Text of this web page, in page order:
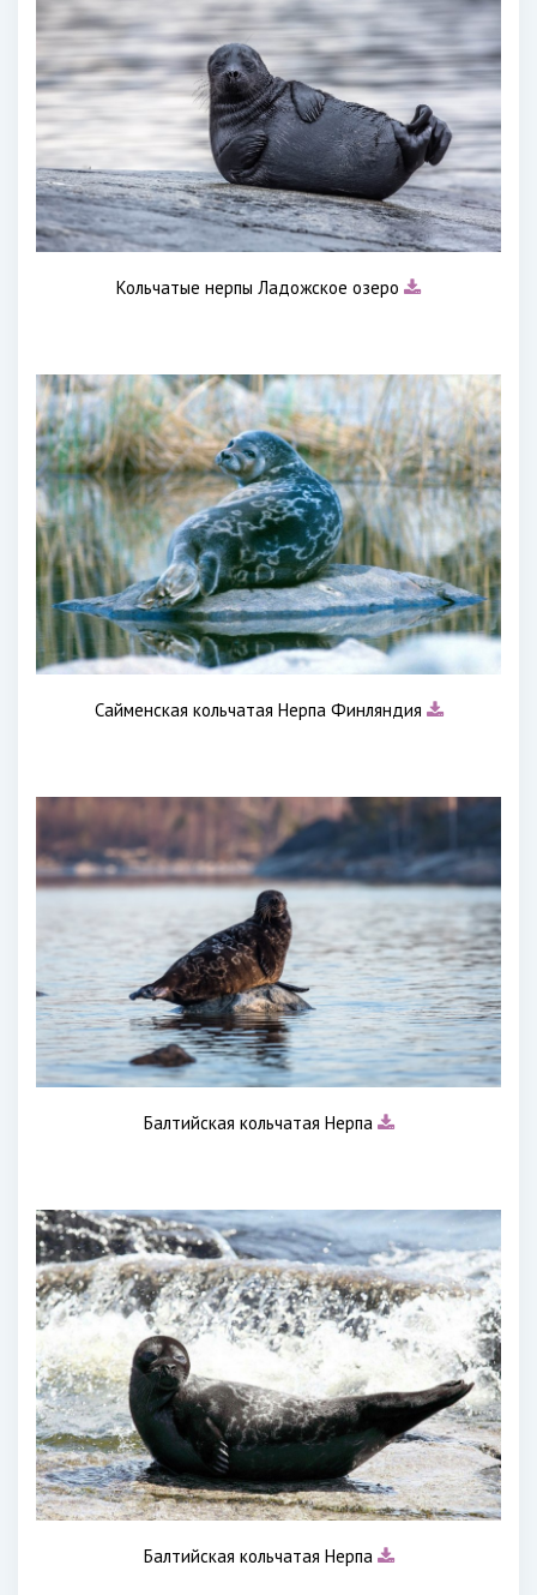
Кольчатые нерпы Ладожское озеро
Сайменская кольчатая Нерпа Финляндия
Балтийская кольчатая Нерпа
Балтийская кольчатая Нерпа